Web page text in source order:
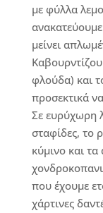
με φύλλα
μείνει
φλούδα) και
προσεκτικά
Σε ευρύχωρη
σταφίδες, το
κύμινο και
που έχουμε
χάρτινες